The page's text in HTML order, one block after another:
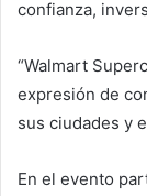
confianza,
“Walmart
expresión de
sus ciudades y
En el evento